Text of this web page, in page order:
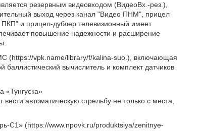
резервным видеовходом (ВидеоВх.-рез.),
выход через канал "Видео ПНМ", прицел
и прицел-дублер телевизионный имеет
повышение надежности и расширение
(https://vpk.name/library/f/kalina-suo.), включающая
вычислитель и комплект датчиков
«Тунгуска»
автоматическую стрельбу не только с места,
С1» (https://www.npovk.ru/produktsiya/zenitnye-